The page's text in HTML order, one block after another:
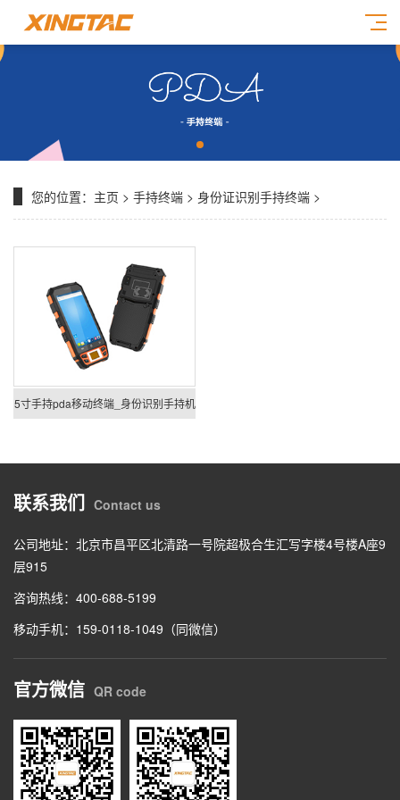
您的位置： 主页 > 手持终端 > 身份证识别手持终端 >
5寸手持pda移动终端_身份识别手持机
联系我们 Contact us
公司地址：北京市昌平区北清路一号院超极合生汇写字楼4号楼A座9
层915
咨询热线：400-688-5199
移动手机：159-0118-1049（同微信）
官方微信 QR code